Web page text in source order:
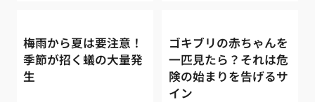
梅雨から夏は要注意！
季節が招く蟻の大量発
生
ゴキブリの赤ちゃんを
一匹見たら？それは危
険の始まりを告げるサ
イン